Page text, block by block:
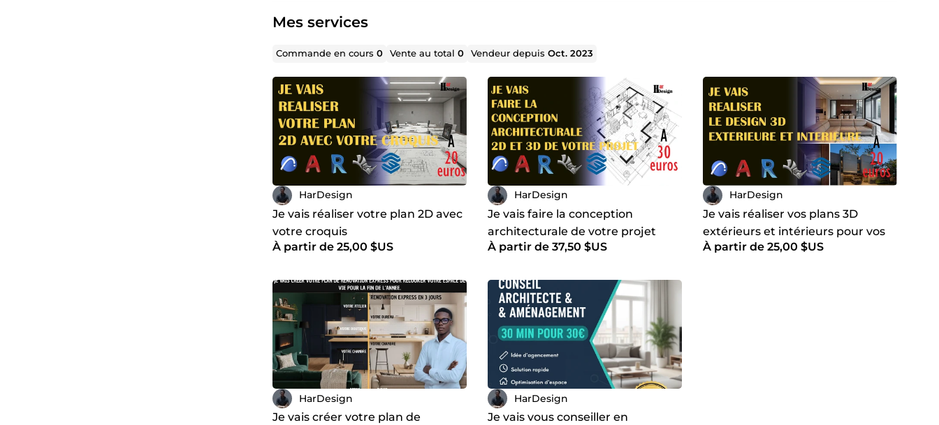
Mes services
Commande en cours0 Vente au total0 Vendeur depuisOct. 2023
HarDesign
Je vais réaliser votre plan 2D avec
votre croquis
À partir de 25,00 $US
HarDesign
Je vais faire la conception
architecturale de votre projet
À partir de 37,50 $US
HarDesign
Je vais réaliser vos plans 3D
extérieurs et intérieurs pour vos
espaces
À partir de 25,00 $US
HarDesign
Je vais créer votre plan de
HarDesign
Je vais vous conseiller en